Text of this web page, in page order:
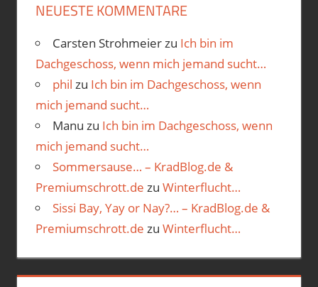
NEUESTE KOMMENTARE
Carsten Strohmeierzu Ich bin im
Dachgeschoss, wenn mich jemand sucht…
phil zu Ich bin im Dachgeschoss, wenn
mich jemand sucht…
Manu zu Ich bin im Dachgeschoss, wenn
mich jemand sucht…
Sommersause… – KradBlog.de &
Premiumschrott.de zu Winterflucht…
Sissi Bay, Yay or Nay?… – KradBlog.de &
Premiumschrott.de zu Winterflucht…